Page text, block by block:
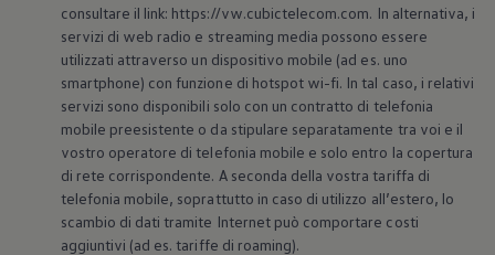
consultare il link: https://vw.cubictelecom.com. In alternativa, i
servizi di web radio e streaming media possono essere
utilizzati attraverso un dispositivo mobile (ad es. uno
smartphone) con funzione di hotspot wi-fi. In tal caso, i relativi
servizi sono disponibili solo con un contratto di telefonia
mobile preesistente o da stipulare separatamente tra voi e il
vostro operatore di telefonia mobile e solo entro la copertura
di rete corrispondente. A seconda della vostra tariffa di
telefonia mobile, soprattutto in caso di utilizzo all’estero, lo
scambio di dati tramite Internet può comportare costi
aggiuntivi (ad es. tariffe di roaming).